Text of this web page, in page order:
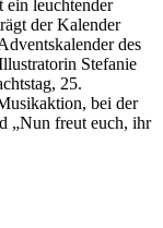
ein leuchtender
der Kalender
des
Stefanie
25.
bei der
„Nun freut euch, ihr